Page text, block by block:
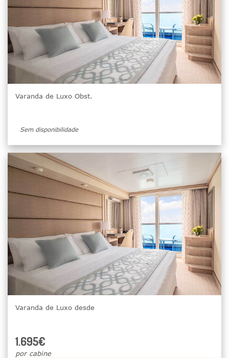
Varanda de Luxo Obst.
Sem disponibilidade
Varanda de Luxo desde
1.695€
por cabine